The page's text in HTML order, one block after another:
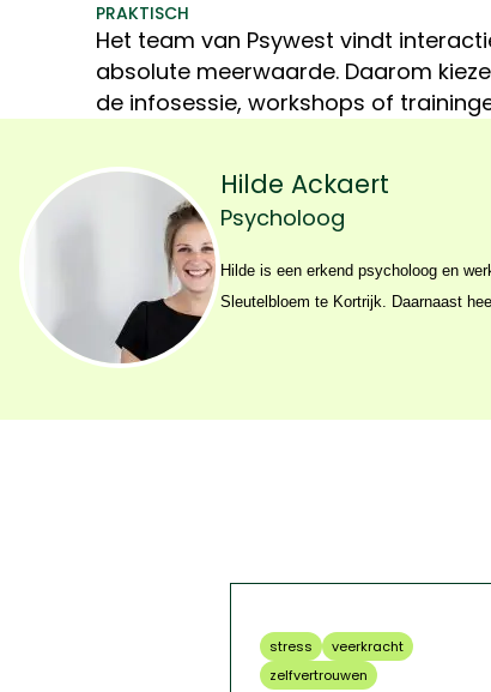
PRAKTISCH
Het team van Psywest vindt
absolute meerwaarde. Daarom
de infosessie, workshops of
Hilde Ackaert
Psycholoog
Hilde is een erkend psycholoog en
Sleutelbloem te Kortrijk. Daarnaast
richt zich vooral op
stress
veerkracht
zelfvertrouwen